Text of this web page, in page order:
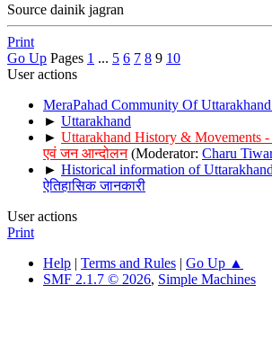
Source dainik jagran
Print
Go Up Pages 1 ... 5 6 7 8 9 10
User actions
MeraPahad Community Of
► Uttarakhand
► Uttarakhand History & Movements -
एवं जन आन्दोलन (Moderator: Charu
► Historical information of
ऐतिहासिक जानकारी
User actions
Print
Help | Terms and Rules | Go Up ▲
SMF 2.1.7 © 2026, Simple Machines